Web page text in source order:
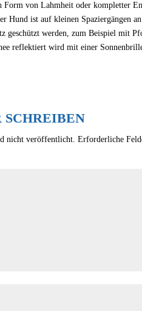
Form von Lahmheit oder kompletter
Hund ist auf kleinen Spaziergängen
geschützt werden, zum Beispiel mit
reflektiert wird mit einer
nicht veröffentlicht. Erforderliche